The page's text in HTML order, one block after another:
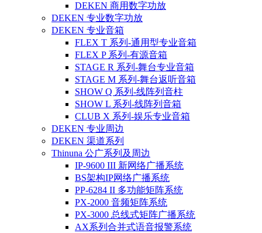
DEKEN 商用数字功放
DEKEN 专业数字功放
DEKEN 专业音箱
FLEX T 系列-通用型专业音箱
FLEX P 系列-有源音箱
STAGE R 系列-舞台专业音箱
STAGE M 系列-舞台返听音箱
SHOW Q 系列-线阵列音柱
SHOW L 系列-线阵列音箱
CLUB X 系列-娱乐专业音箱
DEKEN 专业周边
DEKEN 渠道系列
Thinuna 公广系列及周边
IP-9600 III 新网络广播系统
BS架构IP网络广播系统
PP-6284 II 多功能矩阵系统
PX-2000 音频矩阵系统
PX-3000 总线式矩阵广播系统
AX系列合并式语音报警系统